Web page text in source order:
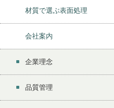
材質で選ぶ表面処理
会社案内
企業理念
品質管理